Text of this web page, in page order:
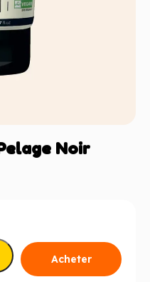
Noir
Acheter